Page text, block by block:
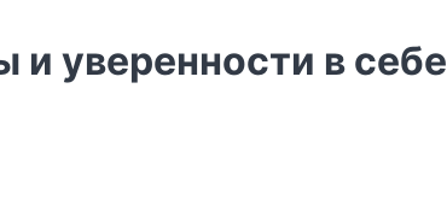
уверенности в себе